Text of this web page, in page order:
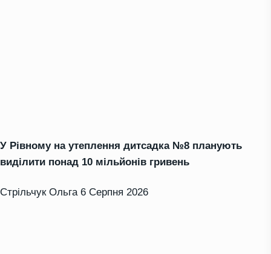
У Рівному на утеплення дитсадка №8 планують
виділити понад 10 мільйонів гривень
Стрільчук Ольга 6 Серпня 2026